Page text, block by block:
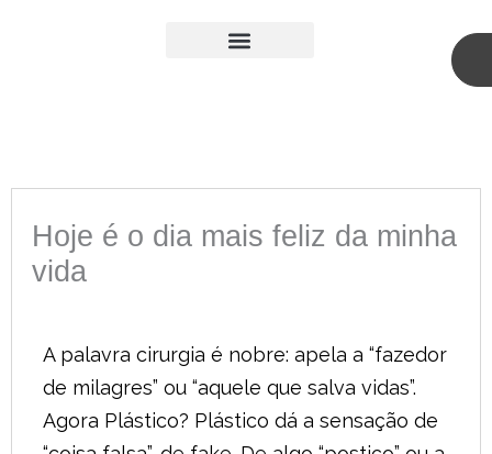
Hoje é o dia mais feliz da minha
vida
A palavra cirurgia é nobre: apela a “fazedor
de milagres” ou “aquele que salva vidas”.
Agora Plástico? Plástico dá a sensação de